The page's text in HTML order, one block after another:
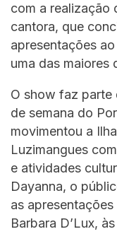
com a realização
cantora, que
apresentações
uma das maiores
O show faz parte
de semana do
movimentou a
Luzimangues
e atividades
Dayanna, o
as
Barbara D’Lux,